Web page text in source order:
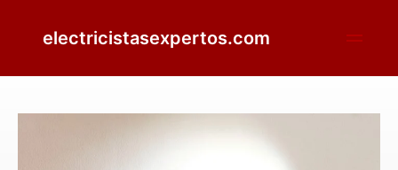
electricistasexpertos.com